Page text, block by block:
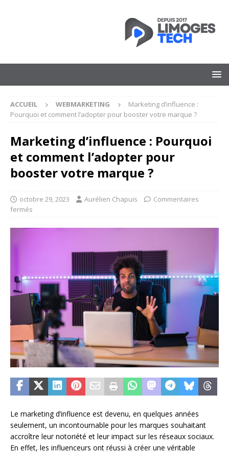
ACCUEIL WEBMARKETING
Marketing d’influence :
Pourquoi et comment l’adopter pour booster votre marque ?
Marketing d’influence : Pourquoi
et comment l’adopter pour
booster votre marque ?
octobre 29, 2023 Aurélien Chapuis
Commentaires
fermés
Le marketing d’influence est devenu, en quelques années
seulement, un incontournable pour les marques souhaitant
accroître leur notoriété et leur impact sur les réseaux sociaux.
En effet, les influenceurs ont réussi à créer une véritable